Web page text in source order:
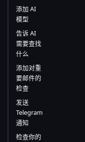
添加 AI
模型
告诉 AI
需要查找
什么
添加对重
要邮件的
检查
发送
Telegram
通知
检查你的